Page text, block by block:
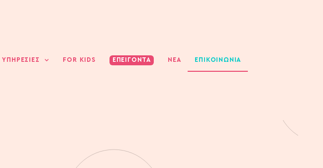
ΥΠΗΡΕΣΙΕΣ FOR KIDS ΕΠΕΙΓΟΝΤΑ ΝΈΑ ΕΠΙΚΟΙΝΩΝΊΑ